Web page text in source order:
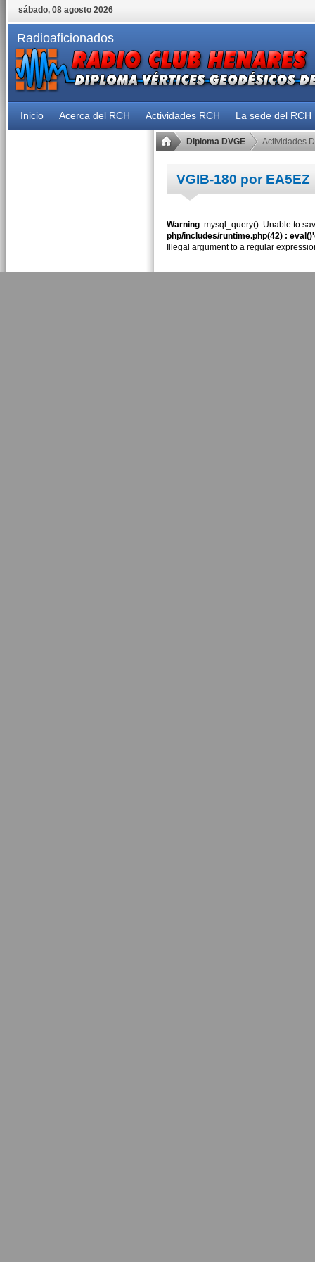
sábado, 08 agosto 2026
Radioaficionados
Inicio Acerca del RCH Actividades RCH La sede del RCH
Diploma DVGE Actividades
VGIB-180 por EA5EZ
Warning: mysql_query(): Unable to
php/includes/runtime.php(42) :
Illegal argument to a regular